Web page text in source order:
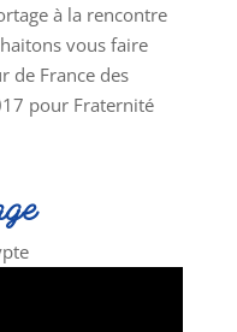
à la rencontre
vous faire
de France des
pour Fraternité